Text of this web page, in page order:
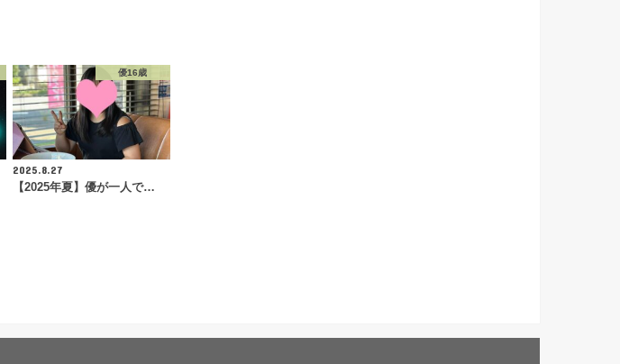
優16歳
2025.8.27
【2025年夏】優が一人で…